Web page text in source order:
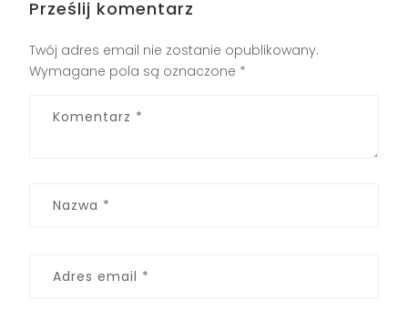
Prześlij komentarz
Twój adres email nie zostanie opublikowany.
Wymagane pola są oznaczone *